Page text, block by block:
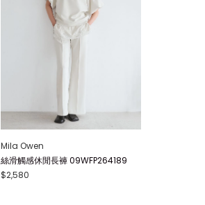
Mila Owen
絲滑觸感休閒長褲 09WFP264189
$2,580